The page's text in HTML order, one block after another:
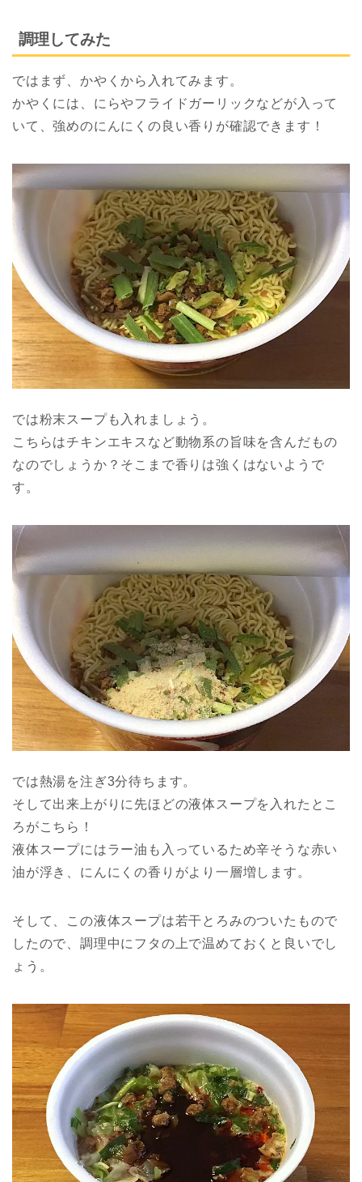
調理してみた
ではまず、かやくから入れてみます。
かやくには、にらやフライドガーリックなどが入って
いて、強めのにんにくの良い香りが確認できます！
では粉末スープも入れましょう。
こちらはチキンエキスなど動物系の旨味を含んだもの
なのでしょうか？そこまで香りは強くはないようで
す。
では熱湯を注ぎ3分待ちます。
そして出来上がりに先ほどの液体スープを入れたとこ
ろがこちら！
液体スープにはラー油も入っているため辛そうな赤い
油が浮き、にんにくの香りがより一層増します。
そして、この液体スープは若干とろみのついたもので
したので、調理中にフタの上で温めておくと良いでし
ょう。